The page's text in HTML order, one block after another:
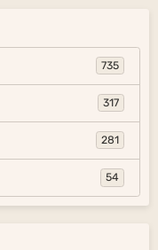
735
317
281
54